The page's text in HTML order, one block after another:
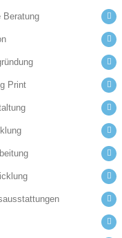
Beratung
Print